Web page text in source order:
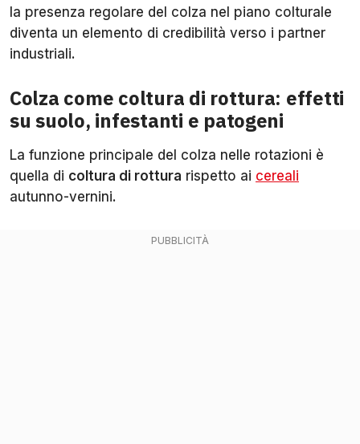
la presenza regolare del colza nel piano colturale
diventa un elemento di credibilità verso i partner
industriali.
Colza come coltura di rottura: effetti
su suolo, infestanti e patogeni
La funzione principale del colza nelle rotazioni è
quella di coltura di rottura rispetto ai cereali
autunno-vernini.